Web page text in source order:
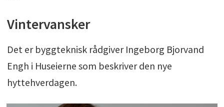
Vintervansker
Det er byggteknisk rådgiver Ingeborg Bjorvand
Engh i Huseierne som beskriver den nye
hyttehverdagen.